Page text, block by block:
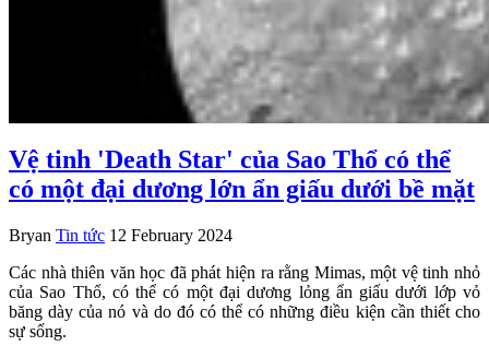
Vệ tinh 'Death Star' của Sao Thổ có thể
có một đại dương lớn ẩn giấu dưới bề mặt
Bryan Tin tức 12 February 2024
Các nhà thiên văn học đã phát hiện ra rằng Mimas, một vệ tinh nhỏ
của Sao Thổ, có thể có một đại dương lỏng ẩn giấu dưới lớp vỏ
băng dày của nó và do đó có thể có những điều kiện cần thiết cho
sự sống.